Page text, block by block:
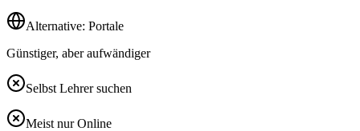
Alternative: Portale
Günstiger, aber aufwändiger
Selbst Lehrer suchen
Meist nur Online